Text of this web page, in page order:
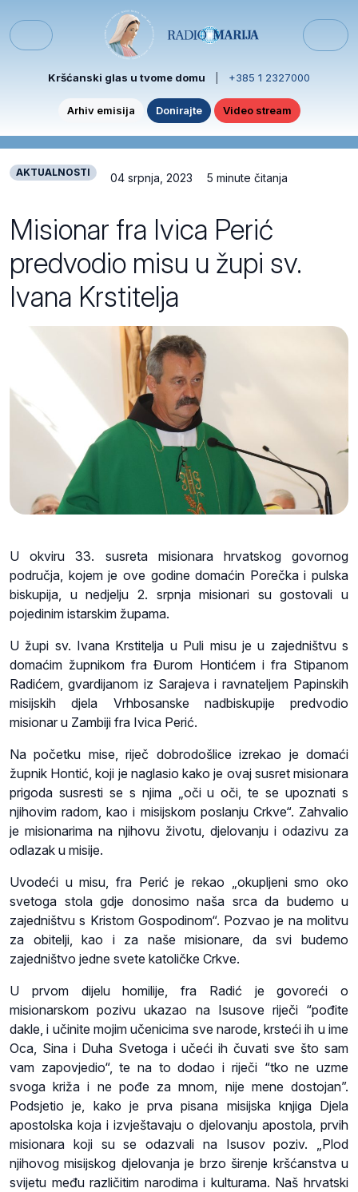
Menu
Kršćanski glas u tvome domu +385 1 2327000
Arhiv emisija Donirajte Video stream
AKTUALNOSTI 04 srpnja, 2023 5 minute čitanja
Misionar fra Ivica Perić
predvodio misu u župi sv.
Ivana Krstitelja
U okviru 33. susreta misionara hrvatskog govornog
područja, kojem je ove godine domaćin Porečka i pulska
biskupija, u nedjelju 2. srpnja misionari su gostovali u
pojedinim istarskim župama.
U župi sv. Ivana Krstitelja u Puli misu je u zajedništvu s
domaćim župnikom fra Đurom Hontićem i fra Stipanom
Radićem, gvardijanom iz Sarajeva i ravnateljem Papinskih
misijskih djela Vrhbosanske nadbiskupije predvodio
misionar u Zambiji fra Ivica Perić.
Na početku mise, riječ dobrodošlice izrekao je domaći
župnik Hontić, koji je naglasio kako je ovaj susret misionara
prigoda susresti se s njima „oči u oči, te se upoznati s
njihovim radom, kao i misijskom poslanju Crkve“. Zahvalio
je misionarima na njihovu životu, djelovanju i odazivu za
odlazak u misije.
Uvodeći u misu, fra Perić je rekao „okupljeni smo oko
svetoga stola gdje donosimo naša srca da budemo u
zajedništvu s Kristom Gospodinom“. Pozvao je na molitvu
za obitelji, kao i za naše misionare, da svi budemo
zajedništvo jedne svete katoličke Crkve.
U prvom dijelu homilije, fra Radić je govoreći o
misionarskom pozivu ukazao na Isusove riječi “pođite
dakle, i učinite mojim učenicima sve narode, krsteći ih u ime
Oca, Sina i Duha Svetoga i učeći ih čuvati sve što sam
vam zapovjedio“, te na to dodao i riječi “tko ne uzme
svoga križa i ne pođe za mnom, nije mene dostojan”.
Podsjetio je, kako je prva pisana misijska knjiga Djela
apostolska koja i izvještavaju o djelovanju apostola, prvih
misionara koji su se odazvali na Isusov poziv. „Plod
njihovog misijskog djelovanja je brzo širenje kršćanstva u
svijetu među različitim narodima i kulturama. Naš hrvatski